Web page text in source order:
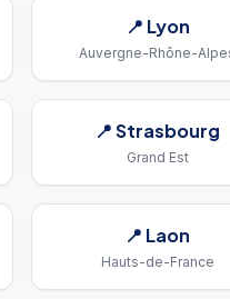
📍 Lyon
Auvergne-Rhône-
📍Strasbourg
Grand Est
📍 Laon
Hauts-de-France